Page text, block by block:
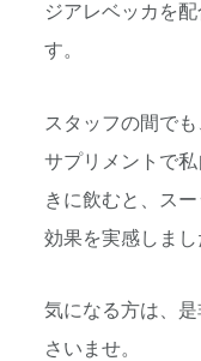
ジアレベッカを
す。
スタッフの間で
サプリメントで私
きに飲むと、ス
効果を実感しまし
気になる方は、
さいませ。